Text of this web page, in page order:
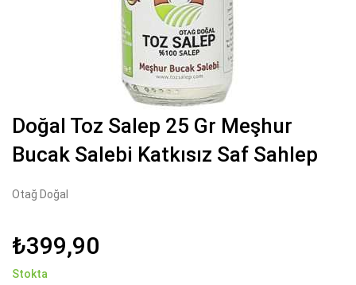
Doğal Toz Salep 25 Gr Meşhur
Bucak Salebi Katkısız Saf Sahlep
Otağ Doğal
₺399,90
Stokta